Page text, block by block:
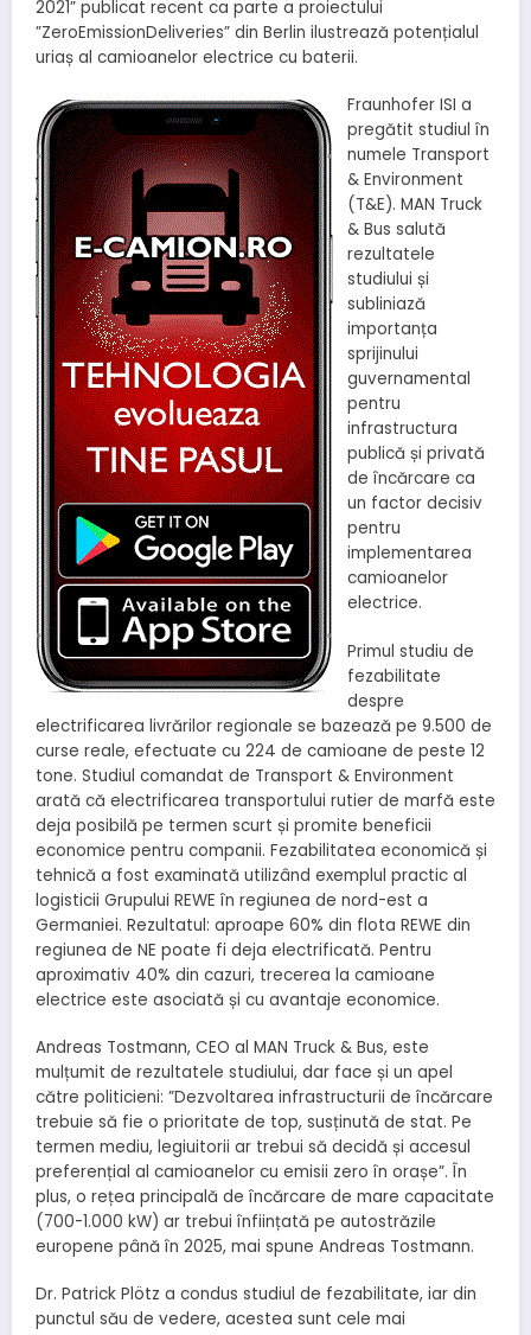
2021” publicat recent ca parte a proiectului
”ZeroEmissionDeliveries” din Berlin ilustrează potențialul
uriaș al camioanelor electrice cu baterii.
Fraunhofer ISI a
pregătit studiul în
numele Transport
& Environment
(T&E). MAN Truck
& Bus salută
rezultatele
studiului și
subliniază
importanța
sprijinului
guvernamental
pentru
infrastructura
publică și privată
de încărcare ca
un factor decisiv
pentru
implementarea
camioanelor
electrice.
Primul studiu de
fezabilitate
despre
electrificarea livrărilor regionale se bazează pe 9.500 de
curse reale, efectuate cu 224 de camioane de peste 12
tone. Studiul comandat de Transport & Environment
arată că electrificarea transportului rutier de marfă este
deja posibilă pe termen scurt și promite beneficii
economice pentru companii. Fezabilitatea economică și
tehnică a fost examinată utilizând exemplul practic al
logisticii Grupului REWE în regiunea de nord-est a
Germaniei. Rezultatul: aproape 60% din flota REWE din
regiunea de NE poate fi deja electrificată. Pentru
aproximativ 40% din cazuri, trecerea la camioane
electrice este asociată și cu avantaje economice.
Andreas Tostmann, CEO al MAN Truck & Bus, este
mulțumit de rezultatele studiului, dar face și un apel
către politicieni: ”Dezvoltarea infrastructurii de încărcare
trebuie să fie o prioritate de top, susținută de stat. Pe
termen mediu, legiuitorii ar trebui să decidă și accesul
preferențial al camioanelor cu emisii zero în orașe”. În
plus, o rețea principală de încărcare de mare capacitate
(700-1.000 kW) ar trebui înființată pe autostrăzile
europene până în 2025, mai spune Andreas Tostmann.
Dr. Patrick Plötz a condus studiul de fezabilitate, iar din
punctul său de vedere, acestea sunt cele mai